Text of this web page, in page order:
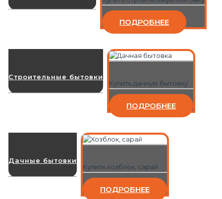
ПОДРОБНЕЕ
Строительные бытовки
Купить дачную бытовку
ПОДРОБНЕЕ
Дачные бытовки
Купить хозблок, сарай
ПОДРОБНЕЕ